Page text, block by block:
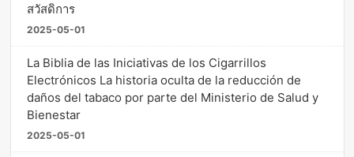
สวัสดิการ
2025-05-01
La Biblia de las Iniciativas de los Cigarrillos
Electrónicos La historia oculta de la reducción de
daños del tabaco por parte del Ministerio de Salud y
Bienestar
2025-05-01